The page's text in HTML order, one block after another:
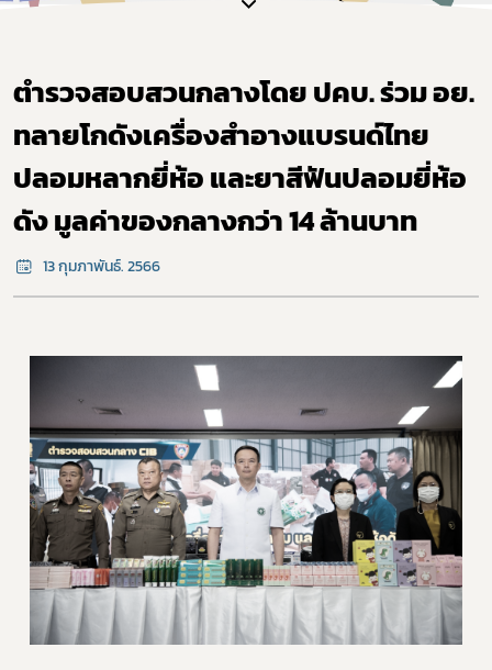
ตำรวจสอบสวนกลางโดย ปคบ. ร่วม อย.
ทลายโกดังเครื่องสำอางแบรนด์ไทย
ปลอมหลากยี่ห้อ และยาสีฟันปลอมยี่ห้อ
ดัง มูลค่าของกลางกว่า 14 ล้านบาท
13 กุมภาพันธ์. 2566